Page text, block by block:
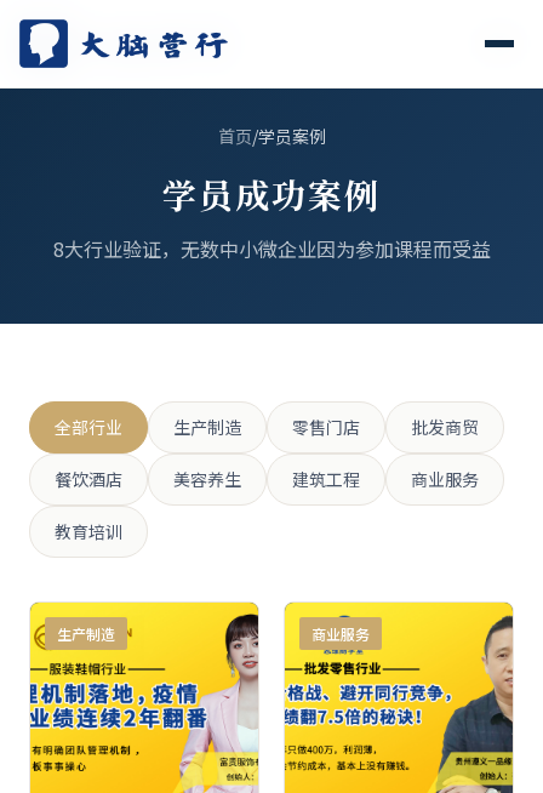
首页/学员案例
学员成功案例
8大行业验证，无数中小微企业因为参加课程而受益
全部行业 生产制造 零售门店 批发商贸
餐饮酒店 美容养生 建筑工程 商业服务
教育培训
生产制造 商业服务